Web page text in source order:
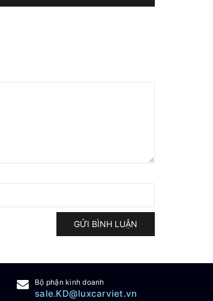
GỬI BÌNH LUẬN
Bộ phận kinh doanh
sale.KD@luxcarviet.vn